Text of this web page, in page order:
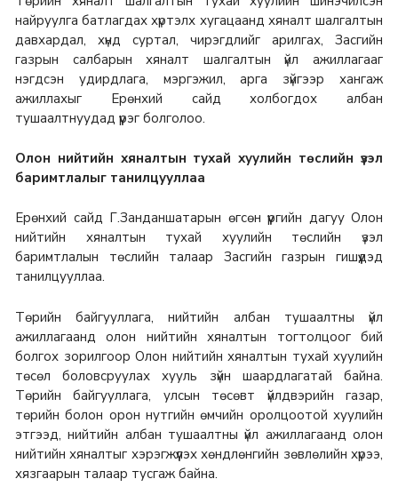
найруулга батлагдах хүртэлх хугацаанд хяналт шалгалтын
давхардал, хүнд суртал, чирэгдлийг арилгах, Засгийн
газрын салбарын хяналт шалгалтын үйл ажиллагааг
нэгдсэн удирдлага, мэргэжил, арга зүйгээр хангаж
ажиллахыг Ерөнхий сайд холбогдох албан
тушаалтнуудад үүрэг болголоо.
Олон нийтийн хяналтын тухай хуулийн төслийн үзэл
баримтлалыг танилцууллаа
Ерөнхий сайд Г.Занданшатарын өгсөн үүргийн дагуу Олон
нийтийн хяналтын тухай хуулийн төслийн үзэл
баримтлалын төслийн талаар Засгийн газрын гишүүдэд
танилцууллаа.
Төрийн байгууллага, нийтийн албан тушаалтны үйл
ажиллагаанд олон нийтийн хяналтын тогтолцоог бий
болгох зорилгоор Олон нийтийн хяналтын тухай хуулийн
төсөл боловсруулах хууль зүйн шаардлагатай байна.
Төрийн байгууллага, улсын төсөвт үйлдвэрийн газар,
төрийн болон орон нутгийн өмчийн оролцоотой хуулийн
этгээд, нийтийн албан тушаалтны үйл ажиллагаанд олон
нийтийн хяналтыг хэрэгжүүлэх хөндлөнгийн зөвлөлийн хүрээ,
хязгаарын талаар тусгаж байна.